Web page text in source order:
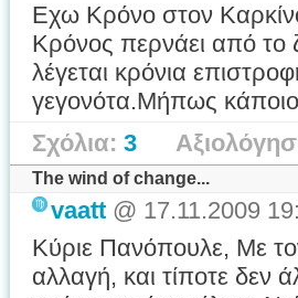
Εχω Κρόνο στον
Κρόνος περνάει από το
λέγεται κρόνια
γεγονότα.Μήπως
Σχόλια: 3
The wind of change...
vaatt @ 17.11.2009
Κύριε Πανόπουλε, Με
αλλαγή, και τίποτε δεν